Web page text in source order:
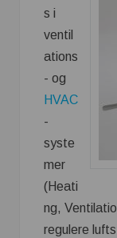
s i
ventil
ations
- og
HVAC
-
syste
mer
(Heati
ng,
regulere